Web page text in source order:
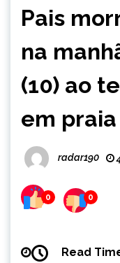
Pais
na
(10) ao
em
radar190
0 0
Read